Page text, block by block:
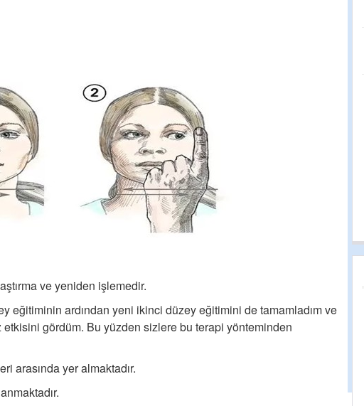
ve yeniden işlemedir.
eğitiminin ardından yeni ikinci düzey eğitimini de tamamladım ve
gördüm. Bu yüzden sizlere bu terapi yönteminden
arasında yer almaktadır.
ÇOCUKLAR VE EMDR
TERAPİSİ
22-10-2021 | 16 : 09 43
ÖLÜM GİBİ BİR ŞEY
31-07-2021 | 22 : 42 42